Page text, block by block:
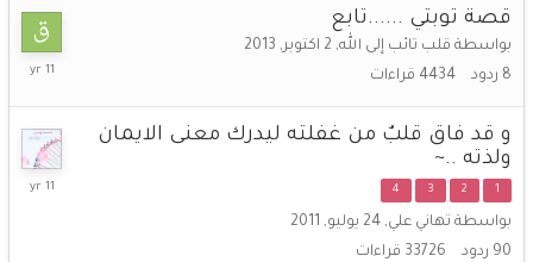
قصة توبتي ......تابع
بواسطة قلب تائب إلى الله, 2 اكتوبر, 2013
8 ردود 4434 قراءات
18
2014
و قد فاق قلبٌ من غفلته ليدرك معنى الايمان
ولذته ..~
1
2
3
4
بواسطة تهاني علي, 24 يوليو, 2011
90 ردود 33726 قراءات
18